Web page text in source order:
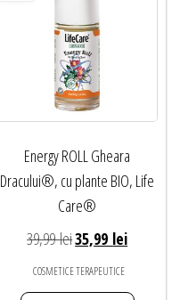
Energy ROLL Gheara
Dracului®, cu plante BIO, Life
Care®
39,99leiPrețul
inițial
a
35,99 leiPrețul
este:
COSMETICE TERAPEUTICE